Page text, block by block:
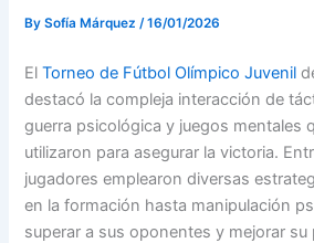
BySofía Márquez/16/01/2026
ElTorneo de Fútbol Olímpico Juvenil
destacó la compleja interacción de
guerra psicológica y juegos mentales
utilizaron para asegurar la victoria.
jugadores emplearon diversas
en la formación hasta manipulación
superar a sus oponentes y mejorar